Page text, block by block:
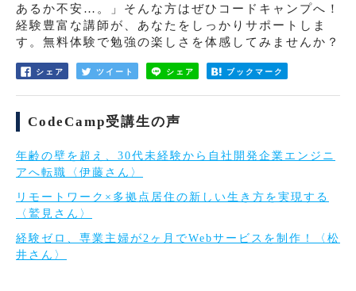
あるか不安…。」そんな方はぜひコードキャンプへ！
経験豊富な講師が、あなたをしっかりサポートしま
す。無料体験で勉強の楽しさを体感してみませんか？
シェア ツイート シェア ブックマーク
CodeCamp受講生の声
年齢の壁を超え、30代未経験から自社開発企業エンジニ
アへ転職〈伊藤さん〉
リモートワーク×多拠点居住の新しい生き方を実現する
〈鷲見さん〉
経験ゼロ、専業主婦が2ヶ月でWebサービスを制作！〈松
井さん〉